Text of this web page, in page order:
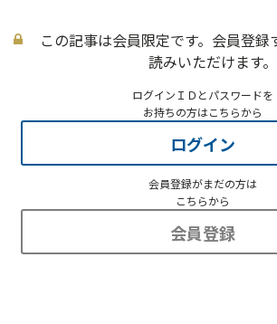
この記事は会員限定です。会員登録
読みいただけます。
ログインＩＤとパスワードを
お持ちの方はこちらから
ログイン
会員登録がまだの方は
こちらから
会員登録